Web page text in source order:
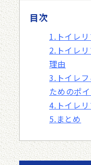
目次
1.トイレ
2.トイレ
理由
3.トイレ
ためのポ
4.トイレ
5.まとめ